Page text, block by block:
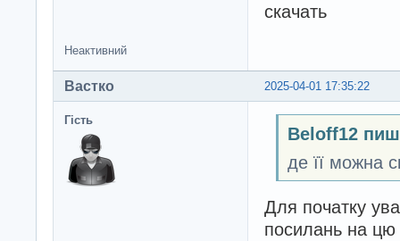
скачать
Неактивний
2025-04-01 17:35:22
Вастко
Гість
Beloff12
де її можна
Для початку
посилань на цю